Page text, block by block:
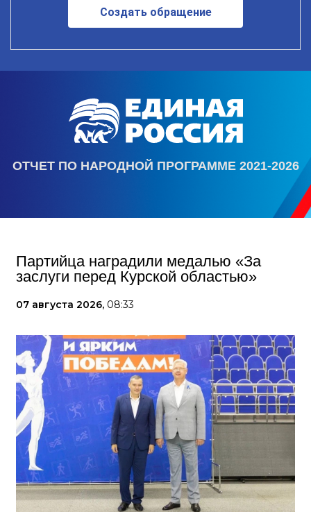
Создать обращение
ОТЧЕТ ПО НАРОДНОЙ ПРОГРАММЕ 2021-2026
Партийца наградили медалью «За
заслуги перед Курской областью»
07 августа 2026, 08:33